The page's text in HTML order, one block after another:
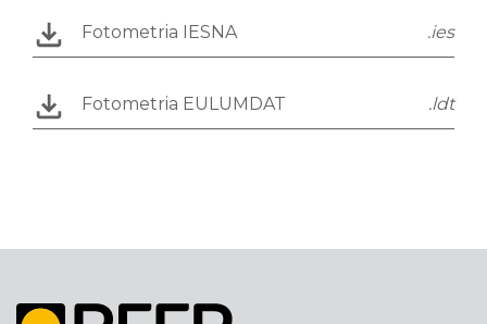
Fotometria IESNA .ies
Fotometria EULUMDAT .ldt